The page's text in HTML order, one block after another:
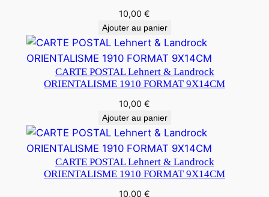
10,00 €
Ajouter au panier
CARTE POSTAL Lehnert & Landrock
ORIENTALISME 1910 FORMAT 9X14CM
10,00 €
Ajouter au panier
CARTE POSTAL Lehnert & Landrock
ORIENTALISME 1910 FORMAT 9X14CM
10,00 €